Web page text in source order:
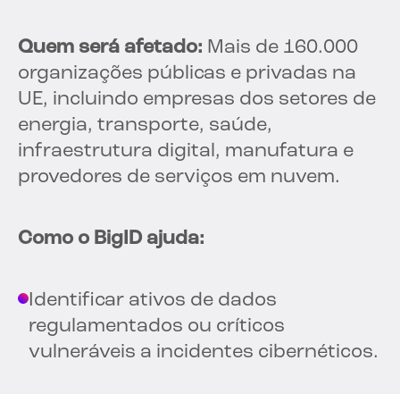
Quem será afetado: Mais de 160.000
organizações públicas e privadas na
UE, incluindo empresas dos setores de
energia, transporte, saúde,
infraestrutura digital, manufatura e
provedores de serviços em nuvem.
Como o BigID ajuda:
Identificar ativos de dados
regulamentados ou críticos
vulneráveis a incidentes cibernéticos.